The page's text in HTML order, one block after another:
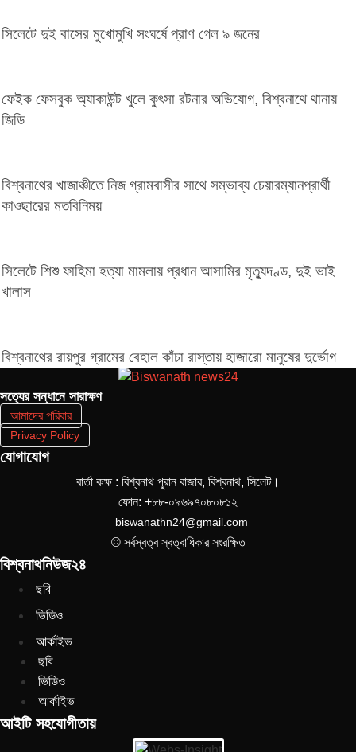
সিলেটে দুই বাসের মুখোমুখি সংঘর্ষে প্রাণ গেল ৯ জনের
ফেইক ফেসবুক অ্যাকাউন্ট খুলে কুৎসা রটনার অভিযোগ, বিশ্বনাথে থানায়
জিডি
বিশ্বনাথের খাজাঞ্চীতে নিজ গ্রামবাসীর সাথে সম্ভাব্য চেয়ারম্যানপ্রার্থী
কাওছারের মতবিনিময়
সিলেটে শিশু ফাহিমা হত্যা মামলায় প্রধান আসামির মৃত্যুদণ্ড, দুই ভাই
খালাস
বিশ্বনাথের রায়পুর গ্রামের বেহাল কাঁচা রাস্তায় হাজারো মানুষের দুর্ভোগ
সত‌্যের সন্ধানে সারাক্ষণ
আমাদের পরিবার
Privacy Policy
যোগাযোগ
বার্তা কক্ষ : বিশ্বনাথ পুরান বাজার, বিশ্বনাথ, সিলেট।
ফোন: +৮৮-০৯৬৯৭০৮০৮১২
biswanathn24@gmail.com
© সর্বস্বত্ব স্বত্বাধিকার সংরক্ষিত
বিশ্বনাথনিউজ২৪
ছবি
ভিডিও
আর্কাইভ
ছবি
ভিডিও
আর্কাইভ
আইটি সহযোগীতায়